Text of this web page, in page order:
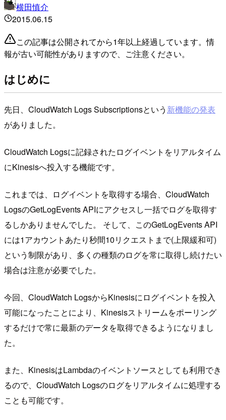
横田慎介
2015.06.15
この記事は公開されてから1年以上経過しています。情
報が古い可能性がありますので、ご注意ください。
はじめに
先日、CloudWatch Logs Subscriptionsという 新機能の発表
がありました。
CloudWatch Logsに記録されたログイベントをリアルタイム
にKinesisへ投入する機能です。
これまでは、ログイベントを取得する場合、CloudWatch
LogsのGetLogEvents APIにアクセスし一括でログを取得す
るしかありませんでした。 そして、このGetLogEvents API
には1アカウントあたり秒間10リクエストまで(上限緩和可)
という制限があり、多くの種類のログを常に取得し続けたい
場合は注意が必要でした。
今回、CloudWatch LogsからKinesisにログイベントを投入
可能になったことにより、Kinesisストリームをポーリング
するだけで常に最新のデータを取得できるようになりまし
た。
また、KinesisはLambdaのイベントソースとしても利用でき
るので、CloudWatch Logsのログをリアルタイムに処理する
ことも可能です。